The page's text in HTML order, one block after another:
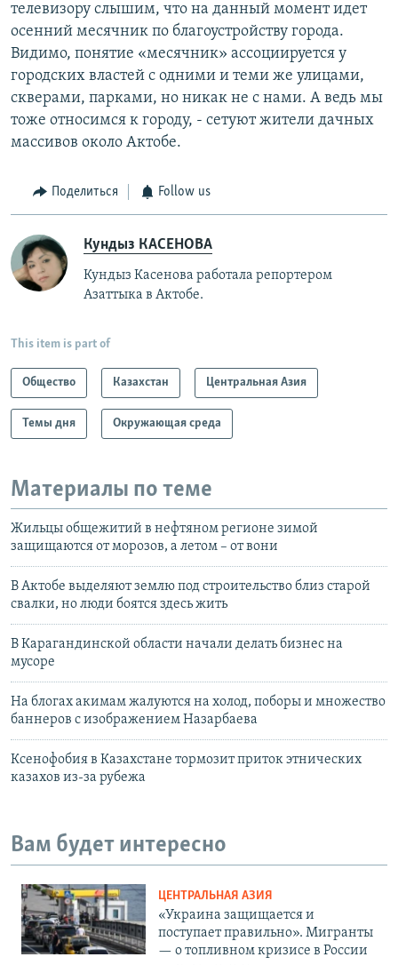
телевизору слышим, что на данный момент идет
осенний месячник по благоустройству города.
Видимо, понятие «месячник» ассоциируется у
городских властей с одними и теми же улицами,
скверами, парками, но никак не с нами. А ведь мы
тоже относимся к городу, - сетуют жители дачных
массивов около Актобе.
Поделиться Follow us
Кундыз КАСЕНОВА
Кундыз Касенова работала репортером
Азаттыка в Актобе.
This item is part of
Общество Казахстан Центральная Азия
Темы дня Окружающая среда
Материалы по теме
Жильцы общежитий в нефтяном регионе зимой
защищаются от морозов, а летом – от вони
В Актобе выделяют землю под строительство близ старой
свалки, но люди боятся здесь жить
В Карагандинской области начали делать бизнес на
мусоре
На блогах акимам жалуются на холод, поборы и множество
баннеров с изображением Назарбаева
Ксенофобия в Казахстане тормозит приток этнических
казахов из-за рубежа
Вам будет интересно
ЦЕНТРАЛЬНАЯ АЗИЯ
«Украина защищается и
поступает правильно». Мигранты
— о топливном кризисе в России